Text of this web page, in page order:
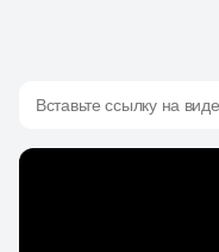
Вставьте ссылку на